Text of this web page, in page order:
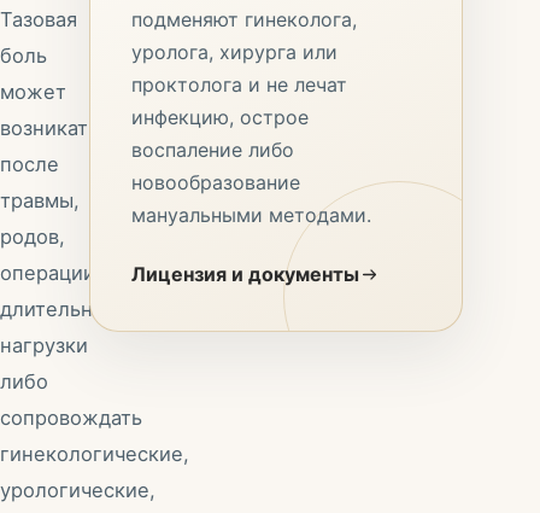
Тазовая
боль
может
возникать
после
травмы,
родов,
операции,
длительной
нагрузки
либо
сопровождать
гинекологические,
урологические,
подменяют гинеколога,
уролога, хирурга или
проктолога и не лечат
инфекцию, острое
воспаление либо
новообразование
мануальными методами.
Лицензия и документы